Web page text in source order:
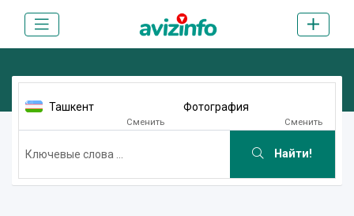
Ташкент
Сменить
Фотография
Сменить
Найти!